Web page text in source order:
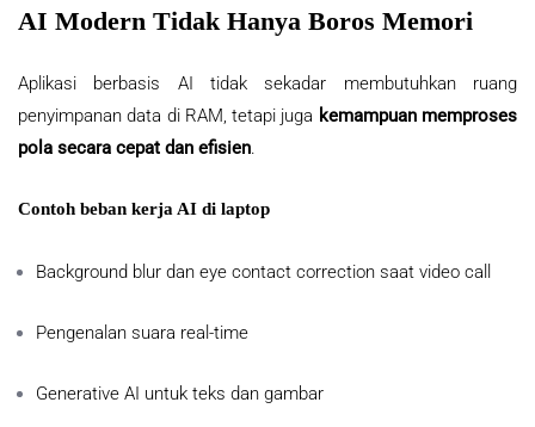
AI Modern Tidak Hanya Boros Memori
Aplikasi berbasis AI tidak sekadar membutuhkan ruang
penyimpanan data di RAM, tetapi juga kemampuan memproses
pola secara cepat dan efisien.
Contoh beban kerja AI di laptop
Background blur dan eye contact correction saat video call
Pengenalan suara real-time
Generative AI untuk teks dan gambar